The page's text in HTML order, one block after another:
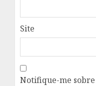
Site
Notifique-me sobre